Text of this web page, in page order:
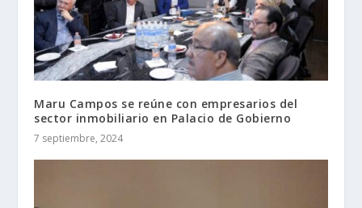
Maru Campos se reúne con empresarios del
sector inmobiliario en Palacio de Gobierno
7 septiembre, 2024